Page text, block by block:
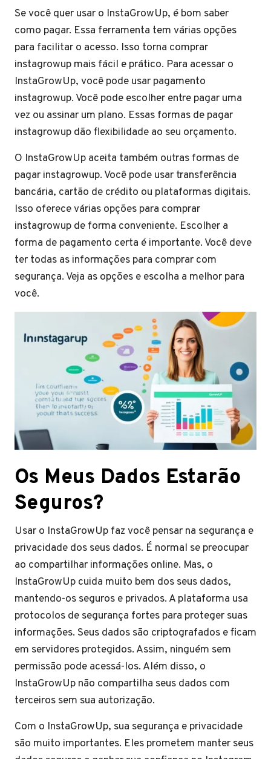
Se você quer usar o InstaGrowUp, é bom saber
como pagar. Essa ferramenta tem várias opções
para facilitar o acesso. Isso torna comprar
instagrowup mais fácil e prático. Para acessar o
InstaGrowUp, você pode usar pagamento
instagrowup. Você pode escolher entre pagar uma
vez ou assinar um plano. Essas formas de pagar
instagrowup dão flexibilidade ao seu orçamento.
O InstaGrowUp aceita também outras formas de
pagar instagrowup. Você pode usar transferência
bancária, cartão de crédito ou plataformas digitais.
Isso oferece várias opções para comprar
instagrowup de forma conveniente. Escolher a
forma de pagamento certa é importante. Você deve
ter todas as informações para comprar com
segurança. Veja as opções e escolha a melhor para
você.
Os Meus Dados Estarão
Seguros?
Usar o InstaGrowUp faz você pensar na segurança e
privacidade dos seus dados. É normal se preocupar
ao compartilhar informações online. Mas, o
InstaGrowUp cuida muito bem dos seus dados,
mantendo-os seguros e privados. A plataforma usa
protocolos de segurança fortes para proteger suas
informações. Seus dados são criptografados e ficam
em servidores protegidos. Assim, ninguém sem
permissão pode acessá-los. Além disso, o
InstaGrowUp não compartilha seus dados com
terceiros sem sua autorização.
Com o InstaGrowUp, sua segurança e privacidade
são muito importantes. Eles prometem manter seus